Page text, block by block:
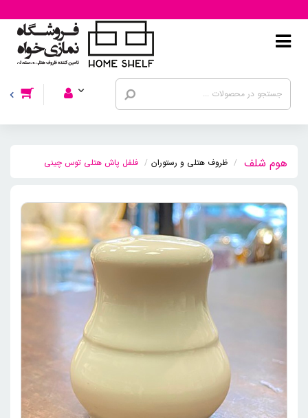
ظروف هتلی و رستوران فلفل پاش هتلی توس چینی